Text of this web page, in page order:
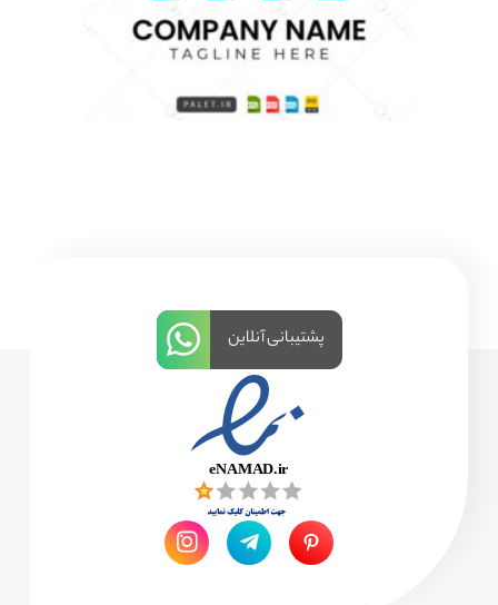
پشتیبانی آنلاین